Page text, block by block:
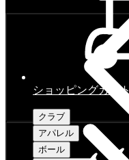
ショッピングカート
クラブ
アパレル
ボール